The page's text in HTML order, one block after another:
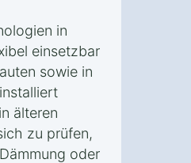
in
einsetzbar
sowie in
älteren
zu prüfen,
oder